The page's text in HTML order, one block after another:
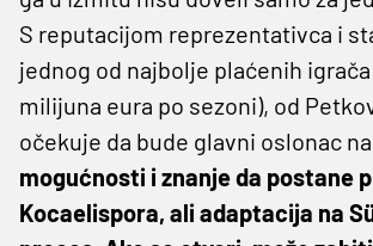
S reputacijom reprezentativca i
jednog od najbolje plaćenih igrača
milijuna eura po sezoni), od
očekuje da bude glavni oslonac
mogućnosti i znanje da postane
Kocaelispora, ali adaptacija na